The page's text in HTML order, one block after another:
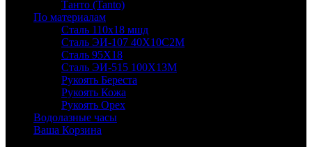
Танто (Tanto)
По материалам
Сталь 110х18 мшд
Сталь ЭИ-107 40Х10С2М
Сталь 95Х18
Сталь ЭИ-515 100Х13М
Рукоять Береста
Рукоять Кожа
Рукоять Орех
Водолазные часы
Ваша Корзина